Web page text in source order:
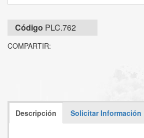
Código PLC.762
COMPARTIR:
Descripción Solicitar Información